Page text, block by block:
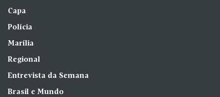
Capa
Polícia
Marília
Regional
Entrevista da Semana
Brasil e Mundo